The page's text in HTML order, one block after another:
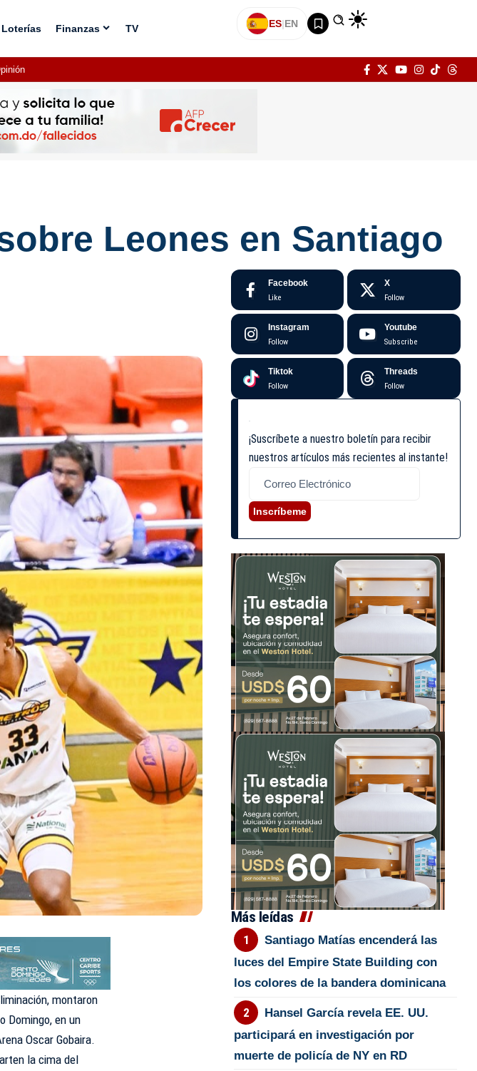
Loterías Finanzas TV ES|EN
Leones en Santiago
montaron
Domingo, en un
Oscar Gobaira.
la cima del
Facebook
Like
X
Follow
Instagram
Follow
Youtube
Subscribe
Tiktok
Follow
Threads
Follow
¡Suscríbete a nuestro boletín para recibir
nuestros artículos más recientes al instante!
Inscríbeme
Más leídas
Santiago Matías encenderá las
luces del Empire State Building con
los colores de la bandera dominicana
Hansel García revela EE. UU.
participará en investigación por
muerte de policía de NY en RD